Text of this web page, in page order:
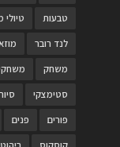
טבעות
לנד רובר
משחק
סטימצקי
פורים
פנים